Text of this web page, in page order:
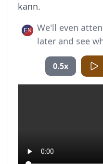
kann.
We'll even
later and see
0.5x